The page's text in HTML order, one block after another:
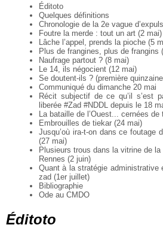
Éditoto
Quelques définitions
Chronologie de la 2e vague
Foutre la merde : tout un art (2 mai)
Lâche l’appel, prends la pioche (5
Plus de frangines, plus de frangins
Naufrage partout ? (8 mai)
Le 14, ils négocient (12 mai)
Se doutent-ils ? (première
Communiqué du dimanche 20 mai
Récit subjectif de ce qu’il s’est
liberée #Zad #NDDL depuis le 18
La bataille de l’Ouest... cernées
Embrouilles de tiekar (24 mai)
Jusqu’où ira-t-on dans ce foutage
(27 mai)
Plusieurs trous dans la vitrine de
Rennes (2 juin)
Quant à la stratégie administrative
zad (1er juillet)
Bibliographie
Ode au CMDO
Éditoto